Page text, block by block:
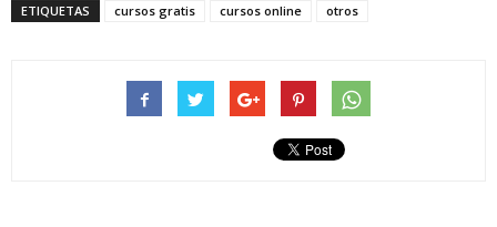
ETIQUETAS cursos gratis cursos online otros